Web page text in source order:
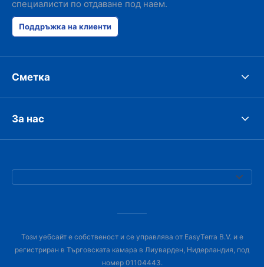
специалисти по отдаване под наем.
Поддръжка на клиенти
Сметка
За нас
Този уебсайт е собственост и се управлява от EasyTerra B.V. и е
регистриран в Търговската камара в Лиуварден, Нидерландия, под
номер 01104443.